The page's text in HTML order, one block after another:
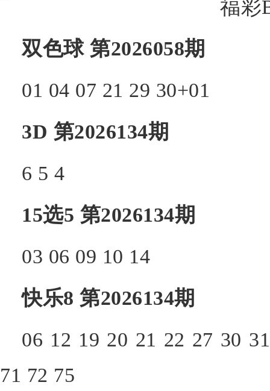
双色球 第2026058期
01 04 07 21 29 30+01
3D 第2026134期
6 5 4
15选5 第2026134期
03 06 09 10 14
快乐8 第2026134期
06 12 19 20 21 22 27 30
71 72 75